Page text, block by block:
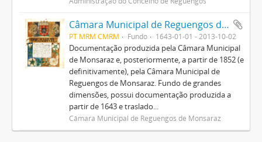
Câmara Municipal de Reguengos de Monsaraz
PT MRM CMRM Fundo 1643-01-01 - 2013-10-02
Documentação produzida pela Câmara Municipal
de Monsaraz e, posteriormente, a partir de 1852 (e
definitivamente), pela Câmara Municipal de
Reguengos de Monsaraz. Fundo de grandes
dimensões, possui documentação produzida a
partir de 1643 e traslado...
Câmara Municipal de Reguengos de Monsaraz